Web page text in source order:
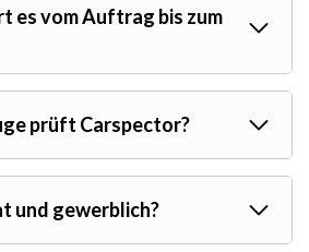
es vom Auftrag bis zum
prüft Carspector?
und gewerblich?